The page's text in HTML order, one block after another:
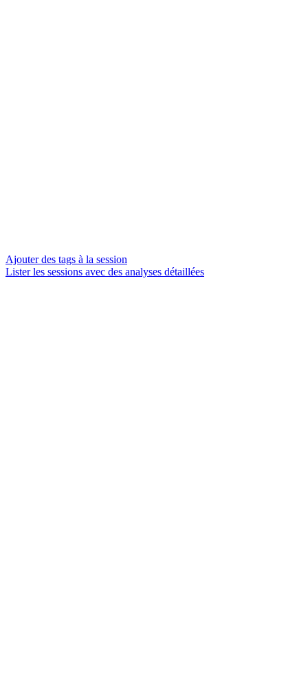
Ajouter des tags à la session
Lister les sessions avec des analyses détaillées